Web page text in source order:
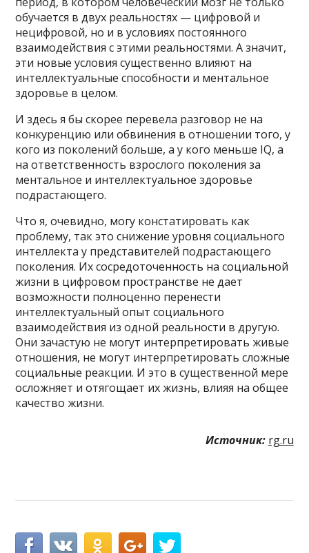
обучается в двух реальностях — цифровой и
нецифровой, но и в условиях постоянного
взаимодействия с этими реальностями. А значит,
эти новые условия существенно влияют на
интеллектуальные способности и ментальное
здоровье в целом.
И здесь я бы скорее перевела разговор не на
конкуренцию или обвинения в отношении того, у
кого из поколений больше, а у кого меньше IQ, а
на ответственность взрослого поколения за
ментальное и интеллектуальное здоровье
подрастающего.
Что я, очевидно, могу констатировать как
проблему, так это снижение уровня социального
интеллекта у представителей подрастающего
поколения. Их сосредоточенность на социальной
жизни в цифровом пространстве не дает
возможности полноценно перенести
интеллектуальный опыт социального
взаимодействия из одной реальности в другую.
Они зачастую не могут интерпретировать живые
отношения, не могут интерпретировать сложные
социальные реакции. И это в существенной мере
осложняет и отягощает их жизнь, влияя на общее
качество жизни.
Источник: rg.ru